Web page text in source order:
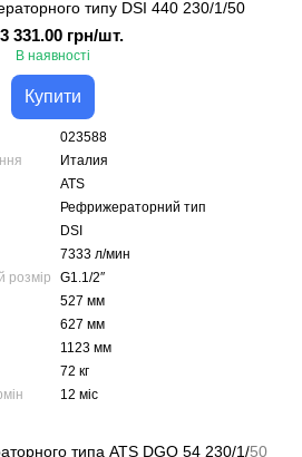
типу DSI 440 230/1/50
331.00 грн/шт.
В наявності
Купити
023588
Италия
ATS
Рефрижераторний тип
DSI
7333 л/мин
розмір
G1.1/2″
527 мм
627 мм
1123 мм
72 кг
12 міс